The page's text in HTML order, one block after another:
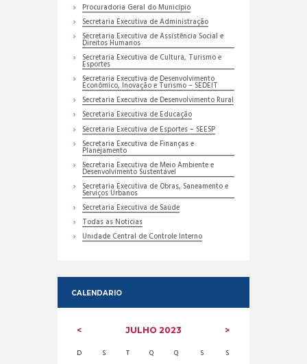
Procuradoria Geral do Município
Secretaria Executiva de Administração
Secretaria Executiva de Assistência Social e
Direitos Humanos
Secretaria Executiva de Cultura, Turismo e
Esportes
Secretaria Executiva de Desenvolvimento
Econômico, Inovação e Turismo – SEDEIT
Secretaria Executiva de Desenvolvimento Rural
Secretaria Executiva de Educação
Secretaria Executiva de Esportes – SEESP
Secretaria Executiva de Finanças e
Planejamento
Secretaria Executiva de Meio Ambiente e
Desenvolvimento Sustentável
Secretaria Executiva de Obras, Saneamento e
Serviços Urbanos
Secretaria Executiva de Saúde
Todas as Noticias
Unidade Central de Controle Interno
CALENDARIO
JULHO 2023
D S T Q Q S S